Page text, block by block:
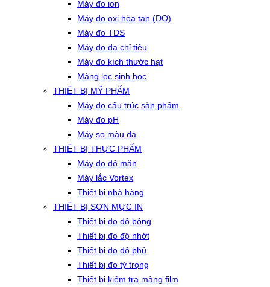
Máy đo ion
Máy đo oxi hòa tan (DO)
Máy đo TDS
Máy đo đa chỉ tiêu
Máy đo kích thước hạt
Màng lọc sinh học
THIẾT BỊ MỸ PHẨM
Máy đo cấu trúc sản phẩm
Máy đo pH
Máy so màu da
THIẾT BỊ THỰC PHẨM
Máy đo độ mặn
Máy lắc Vortex
Thiết bị nhà hàng
THIẾT BỊ SƠN MỰC IN
Thiết bị đo độ bóng
Thiết bị đo độ nhớt
Thiết bị đo độ phủ
Thiết bị đo tỷ trọng
Thiết bị kiểm tra màng film